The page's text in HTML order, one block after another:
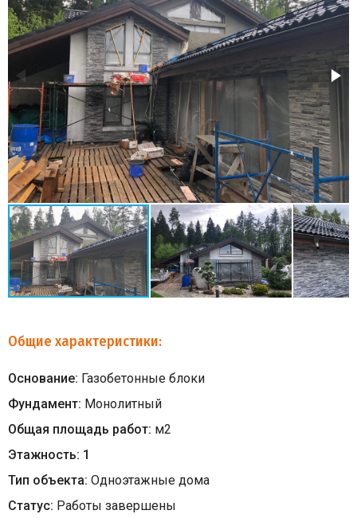
Общие характеристики:
Основание: Газобетонные блоки
Фундамент: Монолитный
Общая площадь работ: м2
Этажность: 1
Тип объекта: Одноэтажные дома
Статус: Работы завершены